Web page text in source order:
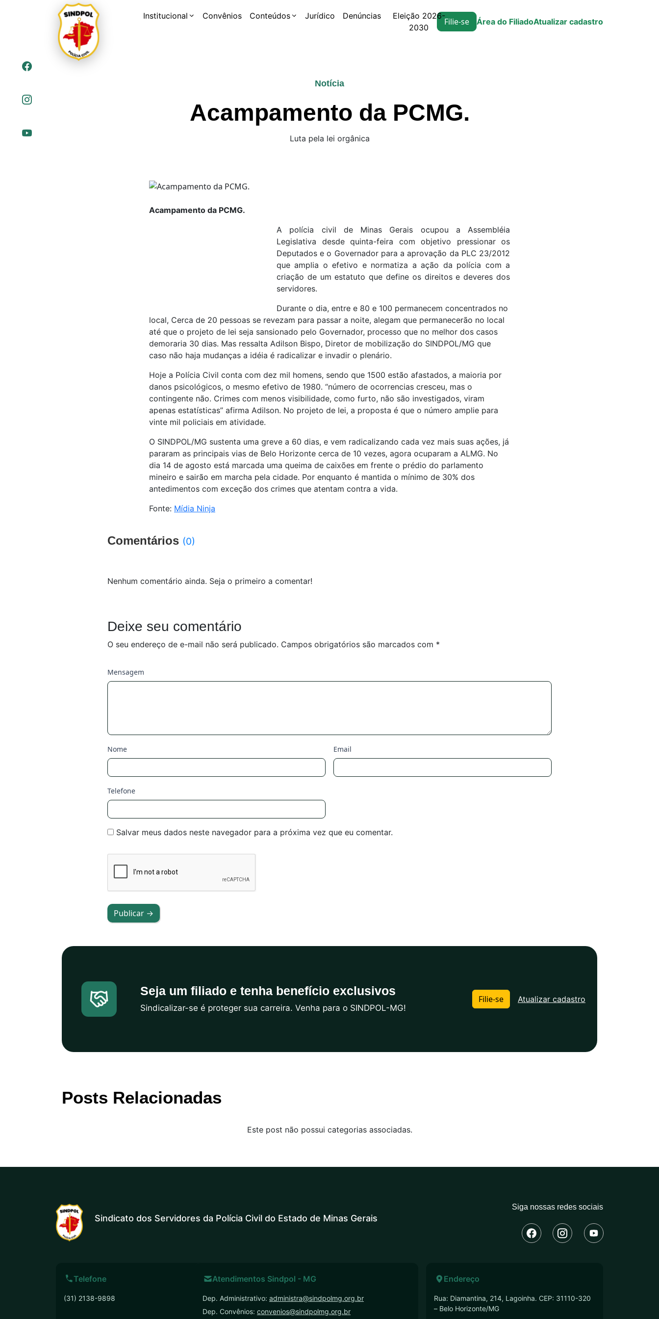
Institucional Convênios Conteúdos Jurídico Denúncias
Eleição 2026-
2030
Filie-se Área do FiliadoAtualizar cadastro
Notícia
Acampamento da PCMG.
Luta pela lei orgânica
Acampamento da PCMG.
A polícia civil de Minas Gerais ocupou a Assembléia
Legislativa desde quinta-feira com objetivo pressionar os
Deputados e o Governador para a aprovação da PLC 23/2012
que amplia o efetivo e normatiza a ação da polícia com a
criação de um estatuto que define os direitos e deveres dos
servidores.
Durante o dia, entre e 80 e 100 permanecem concentrados no
local, Cerca de 20 pessoas se revezam para passar a noite, alegam que permanecerão no local
até que o projeto de lei seja sansionado pelo Governador, processo que no melhor dos casos
demoraria 30 dias. Mas ressalta Adilson Bispo, Diretor de mobilização do SINDPOL/MG que
caso não haja mudanças a idéia é radicalizar e invadir o plenário.
Hoje a Polícia Civil conta com dez mil homens, sendo que 1500 estão afastados, a maioria por
danos psicológicos, o mesmo efetivo de 1980. “número de ocorrencias cresceu, mas o
contingente não. Crimes com menos visibilidade, como furto, não são investigados, viram
apenas estatísticas” afirma Adilson. No projeto de lei, a proposta é que o número amplie para
vinte mil policiais em atividade.
O SINDPOL/MG sustenta uma greve a 60 dias, e vem radicalizando cada vez mais suas ações, já
pararam as principais vias de Belo Horizonte cerca de 10 vezes, agora ocuparam a ALMG. No
dia 14 de agosto está marcada uma queima de caixões em frente o prédio do parlamento
mineiro e sairão em marcha pela cidade. Por enquanto é mantida o mínimo de 30% dos
antedimentos com exceção dos crimes que atentam contra a vida.
Fonte: Mídia Ninja
Comentários (0)
Nenhum comentário ainda. Seja o primeiro a comentar!
Deixe seu comentário
O seu endereço de e-mail não será publicado. Campos obrigatórios são marcados com *
Mensagem
Nome Email
Telefone
Salvar meus dados neste navegador para a próxima vez que eu comentar.
Publicar →
Seja um filiado e tenha benefício exclusivos
Sindicalizar-se é proteger sua carreira. Venha para o SINDPOL-MG!
Filie-se Atualizar cadastro
Posts Relacionadas
Este post não possui categorias associadas.
Sindicato dos Servidores da Polícia Civil do Estado de Minas Gerais
Siga nossas redes sociais
Telefone
(31) 2138-9898
Atendimentos Sindpol - MG
Dep. Administrativo: administra@sindpolmg.org.br
Dep. Convênios: convenios@sindpolmg.org.br
Endereço
Rua: Diamantina, 214, Lagoinha. CEP: 31110-320
– Belo Horizonte/MG